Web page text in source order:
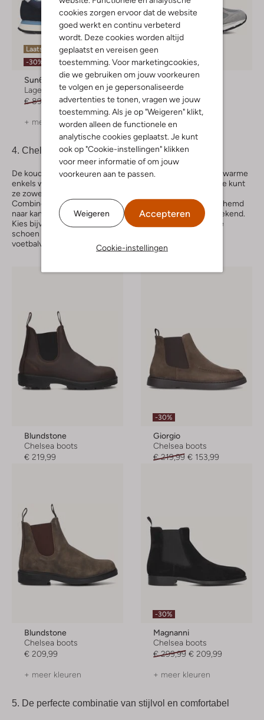
cookies zorgen ervoor dat de website
goed werkt en continu verbeterd
wordt. Deze cookies worden altijd
geplaatst en vereisen geen
toestemming. Voor marketingcookies,
die we gebruiken om jouw voorkeuren
te volgen en je gepersonaliseerde
advertenties te tonen, vragen we jouw
toestemming. Als je op "Weigeren" klikt,
worden alleen de functionele en
analytische cookies geplaatst. Je kunt
ook op "Cookie-instellingen" klikken
voor meer informatie of om jouw
voorkeuren aan te passen.
Weigeren Accepteren
Cookie-instellingen
Laatste items
-30%
Sun68
Lage sneakers
€ 89,99
€ 62,99
+ meer kleuren
-20%
New Balance
Lage sneakers
€ 149,99 € 119,99
4. Chelsea boots
De koudere dagen komen steeds dichterbij en als je voor warme
enkels wilt gaan, dan zijn chelsea boots de ideale keuze. Je kunt
ze zowel naar kantoor dragen als casual in het weekend.
Combineer ze bijvoorbeeld met een pantalon en een overhemd
naar kantoor, en met een gebreide trui en jeans in het weekend.
Kies bijvoorbeeld voor de boots van
: de ideale
schoen wanneer je graag buiten bezig bent of langs het
voetbalveld staat op de vroege zaterdagochtend.
Blundstone
Chelsea boots
€ 219,99
-30%
Giorgio
Chelsea boots
€ 219,99 € 153,99
Blundstone
Chelsea boots
€ 209,99
+ meer kleuren
-30%
Magnanni
Chelsea boots
€ 299,99 € 209,99
+ meer kleuren
5. De perfecte combinatie van stijlvol en comfortabel